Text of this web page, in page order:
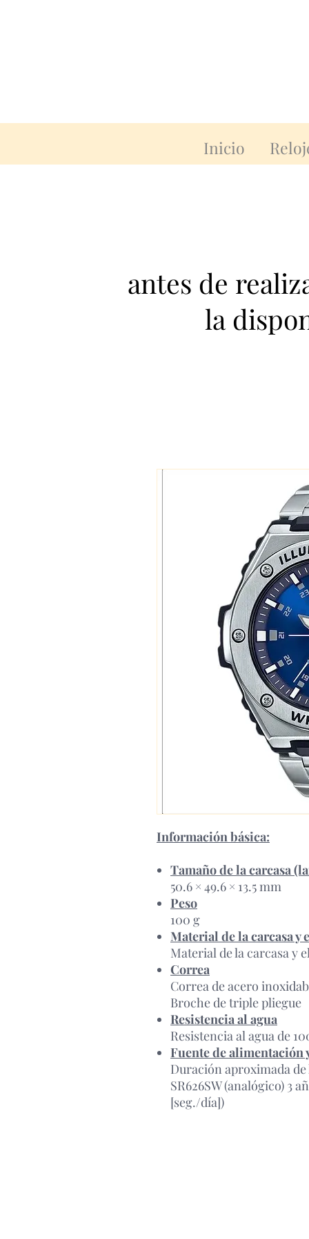
Inicio
antes de
la
Información básica:
Tamaño de la carcasa
50.6 × 49.6 × 13.5 mm
Peso
100 g
Material de la carcasa y
Material de la carcasa y
Correa
Correa de acero
Broche de triple pliegue
Resistencia al agua
Resistencia al agua de
Fuente de alimentación
Duración aproximada de
SR626SW (analógico) 3
[seg./día])